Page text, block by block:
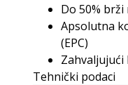
Do 50%
Apsolutna
(EPC)
Tehnički podaci